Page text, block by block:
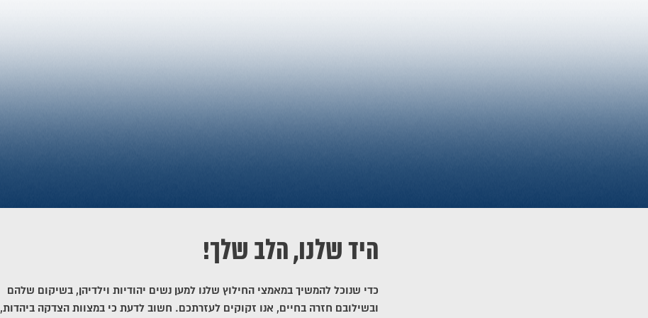
היד שלנו, הלב שלך!
כדי שנוכל להמשיך במאמצי החילוץ שלנו למען נשים יהודיות וילדיהן, בשיקום שלהם
ובשילובם חזרה בחיים, אנו זקוקים לעזרתכם. חשוב לדעת כי במצוות הצדקה ביהדות,